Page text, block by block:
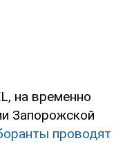
на временно
Запорожской
проводят